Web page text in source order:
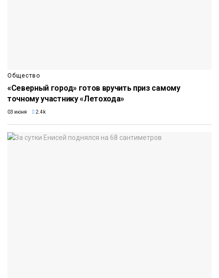
Общество
«Северный город» готов вручить приз самому
точному участнику «Летохода»
03 июня 2.4k